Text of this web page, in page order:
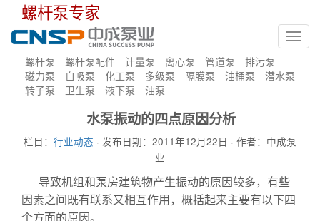
螺杆泵专家
螺杆泵 螺杆泵配件 计量泵 离心泵 管道泵
排污泵
磁力泵
自吸泵 化工泵 多级泵 隔膜泵 油桶泵
潜水泵
转子泵
卫生泵 液下泵 油泵
水泵振动的四点原因分析
栏目： 行业动态 · 发布日期：2011年12月22日 · 作者：中成泵
业
导致机组和泵房建筑物产生振动的原因较多，有些
因素之间既有联系又相互作用，概括起来主要有以下四
个方面的原因。